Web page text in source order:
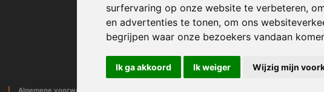
surfervaring op onze website te verbeteren,
en advertenties te tonen, om ons
begrijpen waar onze bezoekers vandaan
Ik ga akkoord Ik weiger Wijzig mijn
Converse sneakers
Pinterest
Algemene voorwaarden